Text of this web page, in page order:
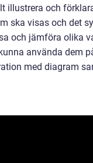
illustrera och
ska visas och det
och jämföra olika
använda dem
med diagram